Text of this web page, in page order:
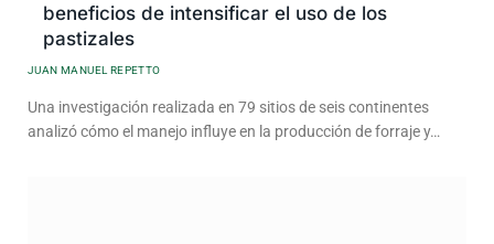
beneficios de intensificar el uso de los
pastizales
JUAN MANUEL REPETTO
Una investigación realizada en 79 sitios de seis continentes
analizó cómo el manejo influye en la producción de forraje y…